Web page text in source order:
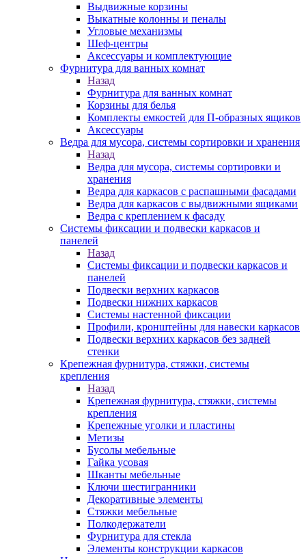
Выдвижные корзины
Выкатные колонны и пеналы
Угловые механизмы
Шеф-центры
Аксессуары и комплектующие
Фурнитура для ванных комнат
Назад
Фурнитура для ванных комнат
Корзины для белья
Комплекты емкостей для П-образных ящиков
Аксессуары
Ведра для мусора, системы сортировки и хранения
Назад
Ведра для мусора, системы сортировки и
хранения
Ведра для каркасов с распашными фасадами
Ведра для каркасов с выдвижными ящиками
Ведра с креплением к фасаду
Системы фиксации и подвески каркасов и
панелей
Назад
Системы фиксации и подвески каркасов и
панелей
Подвески верхних каркасов
Подвески нижних каркасов
Системы настенной фиксации
Профили, кронштейны для навески каркасов
Подвески верхних каркасов без задней
стенки
Крепежная фурнитура, стяжки, системы
крепления
Назад
Крепежная фурнитура, стяжки, системы
крепления
Крепежные уголки и пластины
Метизы
Бусолы мебельные
Гайка усовая
Шканты мебельные
Ключи шестигранники
Декоративные элементы
Стяжки мебельные
Полкодержатели
Фурнитура для стекла
Элементы конструкции каркасов